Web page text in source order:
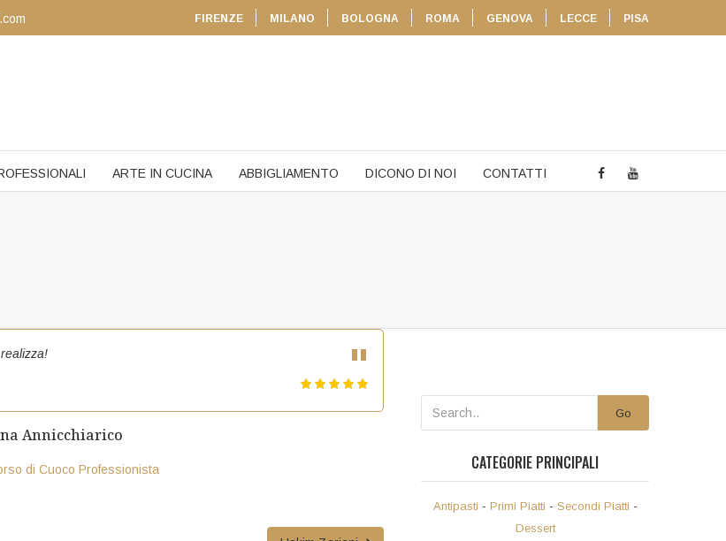
FIRENZE MILANO BOLOGNA ROMA GENOVA LECCE PISA
ARTE IN CUCINA ABBIGLIAMENTO DICONO DI NOI CONTATTI
Annicchiarico
di Cuoco Professionista
Go
CATEGORIE PRINCIPALI
Antipasti - Primi Piatti - Secondi Piatti -
Dessert